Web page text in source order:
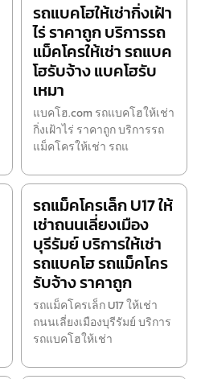
รถแบคโฮให้เช่ากิ่งเฝ้า
ไร่ ราคาถูก บริการรถ
แม็คโครให้เช่า รถแบค
โฮรับจ้าง แบคโฮรับ
เหมา
แบคโฮ.com รถแบคโฮให้เช่า
กิ่งเฝ้าไร่ ราคาถูก บริการรถ
แม็คโครให้เช่า รถแ
รถแม็คโครเล็ก U17 ให้
เช่าถนนเลี่ยงเมือง
บุรีรัมย์ บริการให้เช่า
รถแบคโฮ รถแม็คโคร
รับจ้าง ราคาถูก
รถแม็คโครเล็ก U17 ให้เช่า
ถนนเลี่ยงเมืองบุรีรัมย์ บริการ
รถแบคโฮให้เช่า